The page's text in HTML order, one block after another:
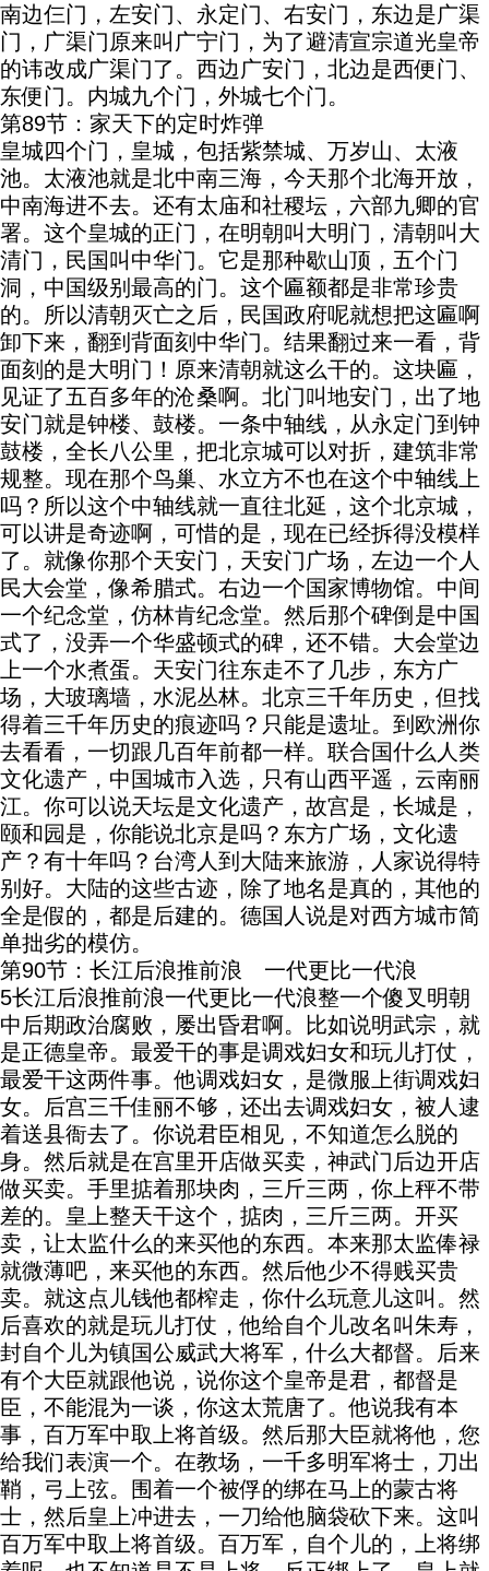
南边仨门，左安门、永定门、右安门，东边是广渠
门，广渠门原来叫广宁门，为了避清宣宗道光皇帝
的讳改成广渠门了。西边广安门，北边是西便门、
东便门。内城九个门，外城七个门。
第89节：家天下的定时炸弹
皇城四个门，皇城，包括紫禁城、万岁山、太液
池。太液池就是北中南三海，今天那个北海开放，
中南海进不去。还有太庙和社稷坛，六部九卿的官
署。这个皇城的正门，在明朝叫大明门，清朝叫大
清门，民国叫中华门。它是那种歇山顶，五个门
洞，中国级别最高的门。这个匾额都是非常珍贵
的。所以清朝灭亡之后，民国政府呢就想把这匾啊
卸下来，翻到背面刻中华门。结果翻过来一看，背
面刻的是大明门！原来清朝就这么干的。这块匾，
见证了五百多年的沧桑啊。北门叫地安门，出了地
安门就是钟楼、鼓楼。一条中轴线，从永定门到钟
鼓楼，全长八公里，把北京城可以对折，建筑非常
规整。现在那个鸟巢、水立方不也在这个中轴线上
吗？所以这个中轴线就一直往北延，这个北京城，
可以讲是奇迹啊，可惜的是，现在已经拆得没模样
了。就像你那个天安门，天安门广场，左边一个人
民大会堂，像希腊式。右边一个国家博物馆。中间
一个纪念堂，仿林肯纪念堂。然后那个碑倒是中国
式了，没弄一个华盛顿式的碑，还不错。大会堂边
上一个水煮蛋。天安门往东走不了几步，东方广
场，大玻璃墙，水泥丛林。北京三千年历史，但找
得着三千年历史的痕迹吗？只能是遗址。到欧洲你
去看看，一切跟几百年前都一样。联合国什么人类
文化遗产，中国城市入选，只有山西平遥，云南丽
江。你可以说天坛是文化遗产，故宫是，长城是，
颐和园是，你能说北京是吗？东方广场，文化遗
产？有十年吗？台湾人到大陆来旅游，人家说得特
别好。大陆的这些古迹，除了地名是真的，其他的
全是假的，都是后建的。德国人说是对西方城市简
单拙劣的模仿。
第90节：长江后浪推前浪 一代更比一代浪
5长江后浪推前浪一代更比一代浪整一个傻叉明朝
中后期政治腐败，屡出昏君啊。比如说明武宗，就
是正德皇帝。最爱干的事是调戏妇女和玩儿打仗，
最爱干这两件事。他调戏妇女，是微服上街调戏妇
女。后宫三千佳丽不够，还出去调戏妇女，被人逮
着送县衙去了。你说君臣相见，不知道怎么脱的
身。然后就是在宫里开店做买卖，神武门后边开店
做买卖。手里掂着那块肉，三斤三两，你上秤不带
差的。皇上整天干这个，掂肉，三斤三两。开买
卖，让太监什么的来买他的东西。本来那太监俸禄
就微薄吧，来买他的东西。然后他少不得贱买贵
卖。就这点儿钱他都榨走，你什么玩意儿这叫。然
后喜欢的就是玩儿打仗，他给自个儿改名叫朱寿，
封自个儿为镇国公威武大将军，什么大都督。后来
有个大臣就跟他说，说你这个皇帝是君，都督是
臣，不能混为一谈，你这太荒唐了。他说我有本
事，百万军中取上将首级。然后那大臣就将他，您
给我们表演一个。在教场，一千多明军将士，刀出
鞘，弓上弦。围着一个被俘的绑在马上的蒙古将
士，然后皇上冲进去，一刀给他脑袋砍下来。这叫
百万军中取上将首级。百万军，自个儿的，上将绑